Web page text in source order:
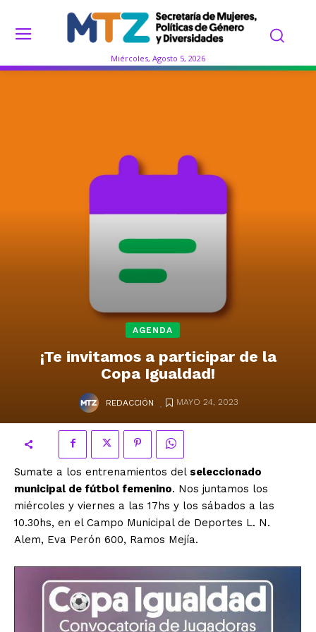
Miércoles, Agosto 5, 2026
AGENDA
¡Te invitamos a participar de la
Copa Igualdad!
REDACCIÓN . MAYO 24, 2023
Sumate a los entrenamientos del seleccionado
municipal de fútbol femenino. Nos juntamos los
miércoles y viernes a las 17hs y los sábados a las
10.30hs, en el Campo Municipal de Deportes L. N.
Alem, Eva Perón 600, Ramos Mejía.